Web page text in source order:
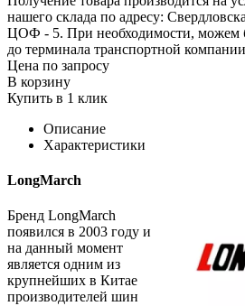
нашего склада по адресу:
ЦОФ - 5. При необходимости, можем
до терминала транспортной
Цена по запросу
В корзину
Купить в 1 клик
Описание
Характеристики
LongMarch
Бренд LongMarch
появился в 2003 году и
на данный момент
является одним из
крупнейших в Китае
производителей шин